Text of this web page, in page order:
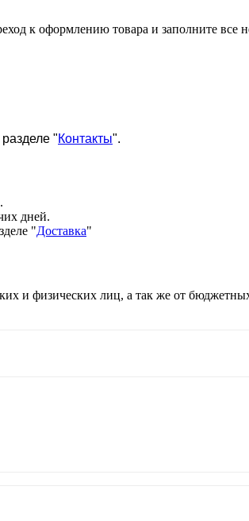
к оформлению товара и заполните
"Контакты".
дней.
"Доставка"
и физических лиц, а так же от